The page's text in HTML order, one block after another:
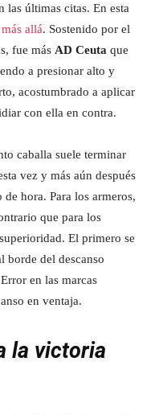
las últimas citas. En esta
allá. Sostenido por el
fue más AD Ceuta que
a presionar alto y
acostumbrado a aplicar
con ella en contra.
caballa suele terminar
vez y más aún después
hora. Para los armeros,
que para los
El primero se
borde del descanso
en las marcas
en ventaja.
la victoria